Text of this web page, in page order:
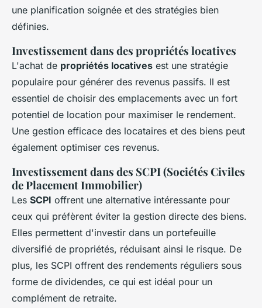
une planification soignée et des stratégies bien
définies.
Investissement dans des propriétés locatives
L'achat de propriétés locatives est une stratégie
populaire pour générer des revenus passifs. Il est
essentiel de choisir des emplacements avec un fort
potentiel de location pour maximiser le rendement.
Une gestion efficace des locataires et des biens peut
également optimiser ces revenus.
Investissement dans des SCPI (Sociétés Civiles
de Placement Immobilier)
Les SCPI offrent une alternative intéressante pour
ceux qui préfèrent éviter la gestion directe des biens.
Elles permettent d'investir dans un portefeuille
diversifié de propriétés, réduisant ainsi le risque. De
plus, les SCPI offrent des rendements réguliers sous
forme de dividendes, ce qui est idéal pour un
complément de retraite.